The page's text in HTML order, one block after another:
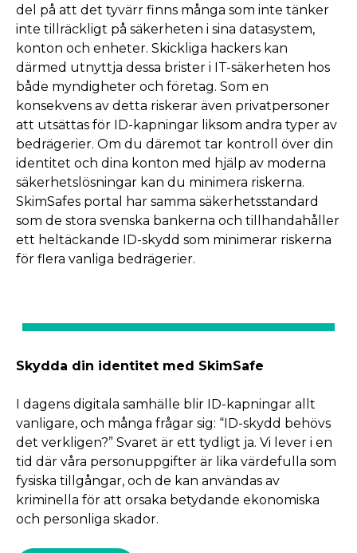
del på att det tyvärr finns många som inte tänker
inte tillräckligt på säkerheten i sina datasystem,
konton och enheter. Skickliga hackers kan
därmed utnyttja dessa brister i IT-säkerheten hos
både myndigheter och företag. Som en
konsekvens av detta riskerar även privatpersoner
att utsättas för ID-kapningar liksom andra typer av
bedrägerier. Om du däremot tar kontroll över din
identitet och dina konton med hjälp av moderna
säkerhetslösningar kan du minimera riskerna.
SkimSafes portal har samma säkerhetsstandard
som de stora svenska bankerna och tillhandahåller
ett heltäckande ID-skydd som minimerar riskerna
för flera vanliga bedrägerier.
Skydda din identitet med SkimSafe
I dagens digitala samhälle blir ID-kapningar allt
vanligare, och många frågar sig: “ID-skydd behövs
det verkligen?” Svaret är ett tydligt ja. Vi lever i en
tid där våra personuppgifter är lika värdefulla som
fysiska tillgångar, och de kan användas av
kriminella för att orsaka betydande ekonomiska
och personliga skador.